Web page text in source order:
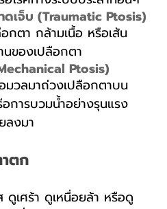
ดเจ็บ (Traumatic Ptosis)
กตา กล้ามเนื้อ หรือเส้น
นของเปลือกตา
Ptosis)
มวลมาถ่วงเปลือกตาบน
การบวมน้ำอย่างรุนแรง
ลงมา
ตก
ดูเศร้า ดูเหนื่อยล้า หรือดู